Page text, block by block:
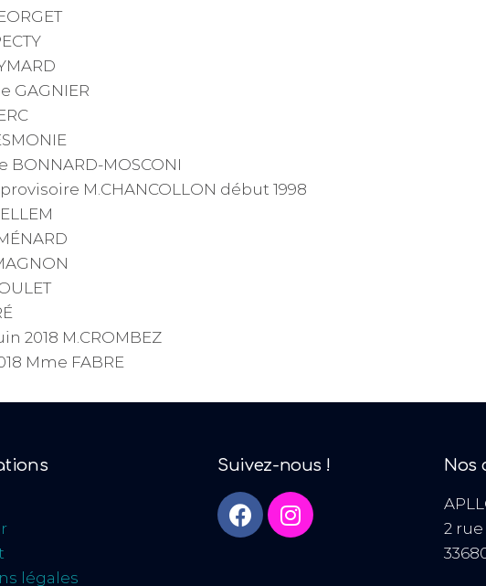
GAGNIER
BONNARD-MOSCONI
M.CHANCOLLON début 1998
2018 M.CROMBEZ
Mme FABRE
légales
Suivez-nous ! Nos
2